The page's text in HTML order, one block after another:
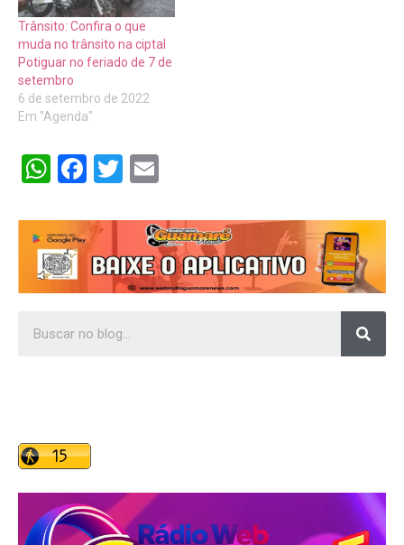
Trânsito: Confira o que
muda no trânsito na ciptal
Potiguar no feriado de 7 de
setembro
6 de setembro de 2022
Em "Agenda"
WhatsApp
Facebook
Twitter